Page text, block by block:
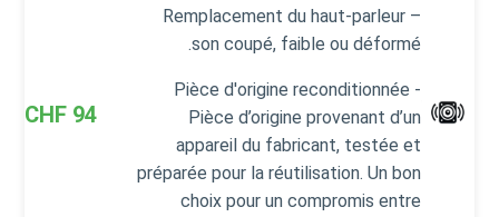
Remplacement du haut-parleur –
son coupé, faible ou déformé.
Pièce d'origine reconditionnée -
Pièce d’origine provenant d’un
appareil du fabricant, testée et
préparée pour la réutilisation. Un bon
choix pour un compromis entre
94